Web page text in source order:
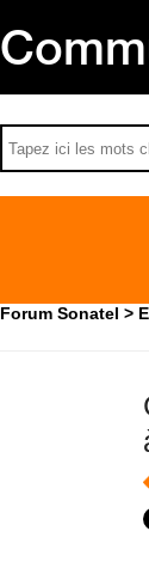
Forum Sonatel